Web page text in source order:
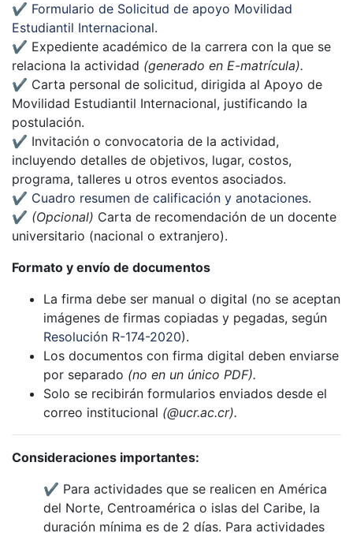
✔ Formulario de Solicitud de apoyo Movilidad
Estudiantil Internacional.
✔ Expediente académico de la carrera con la que se
relaciona la actividad (generado en E-matrícula).
✔ Carta personal de solicitud, dirigida al Apoyo de
Movilidad Estudiantil Internacional, justificando la
postulación.
✔ Invitación o convocatoria de la actividad,
incluyendo detalles de objetivos, lugar, costos,
programa, talleres u otros eventos asociados.
✔ Cuadro resumen de calificación y anotaciones.
✔ (Opcional) Carta de recomendación de un docente
universitario (nacional o extranjero).
Formato y envío de documentos
La firma debe ser manual o digital (no se aceptan
imágenes de firmas copiadas y pegadas, según
Resolución R-174-2020).
Los documentos con firma digital deben enviarse
por separado (no en un único PDF).
Solo se recibirán formularios enviados desde el
correo institucional (@ucr.ac.cr).
Consideraciones importantes:
✔ Para actividades que se realicen en América
del Norte, Centroamérica o islas del Caribe, la
duración mínima es de 2 días. Para actividades